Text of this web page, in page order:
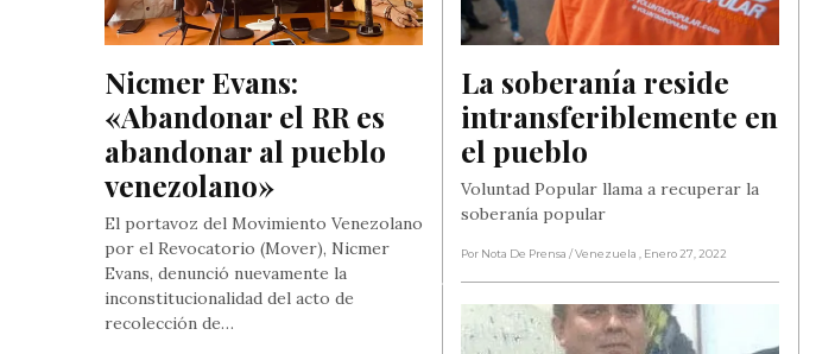
Nicmer Evans:
«Abandonar el RR es
abandonar al pueblo
venezolano»
El portavoz del Movimiento Venezolano
por el Revocatorio (Mover), Nicmer
Evans, denunció nuevamente la
inconstitucionalidad del acto de
recolección de…
La soberanía reside
intransferiblemente en
el pueblo
Voluntad Popular llama a recuperar la
soberanía popular
Por Nota De Prensa / Venezuela , Enero 27, 2022